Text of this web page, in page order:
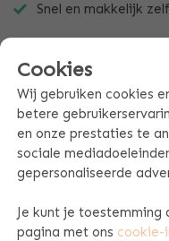
Snel en makkelijk
PRODUCT
Cookies
Wij gebruiken cookies
betere
en onze prestaties te
sociale
gepersonaliseerde
Je kunt je
pagina met ons cookie-